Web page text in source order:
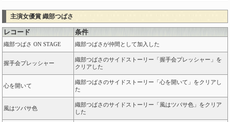
主演女優賞 織部つばさ
レコード 条件
織部つばさ ON STAGE 織部つばさが仲間として加入した
握手会プレッシャー
織部つばさのサイドストーリー「握手会プレッシャー」を
クリアした
心を開いて
織部つばさのサイドストーリー「心を開いて」をクリアし
た
風はツバサ色
織部つばさのサイドストーリー「風はツバサ色」をクリア
した